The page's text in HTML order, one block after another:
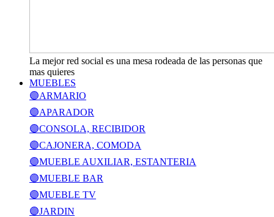
La mejor red social es una mesa rodeada de las personas que
mas quieres
MUEBLES
🟣ARMARIO
🟣APARADOR
🟣CONSOLA, RECIBIDOR
🟣CAJONERA, COMODA
🟣MUEBLE AUXILIAR, ESTANTERIA
🟣MUEBLE BAR
🟣MUEBLE TV
🟣JARDIN